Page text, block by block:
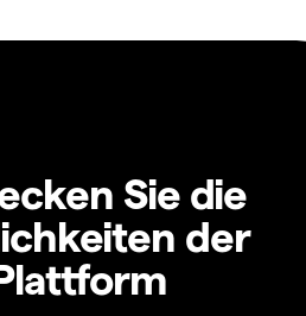
Sie die
der